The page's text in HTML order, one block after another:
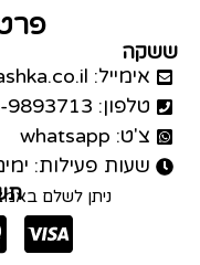
ששקה
אימייל: contact@shashka.co.il
טלפון: 055-9893713
צ'ט: whatsapp
שעות פעילות: ימים א'-ה'
ניתן לשלם